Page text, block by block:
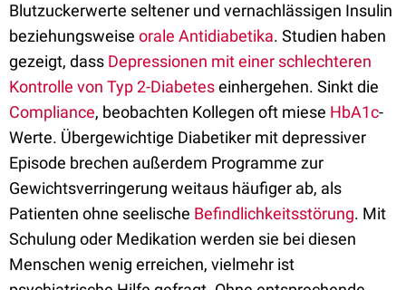
Blutzuckerwerte seltener und vernachlässigen Insulin
beziehungsweise orale Antidiabetika. Studien haben
gezeigt, dass Depressionen mit einer schlechteren
Kontrolle von Typ 2-Diabeteseinhergehen. Sinkt die
Compliance, beobachten Kollegen oft miese HbA1c-
Werte. Übergewichtige Diabetiker mit depressiver
Episode brechen außerdem Programme zur
Gewichtsverringerung weitaus häufiger ab, als
Patienten ohne seelische Befindlichkeitsstörung. Mit
Schulung oder Medikation werden sie bei diesen
Menschen wenig erreichen, vielmehr ist